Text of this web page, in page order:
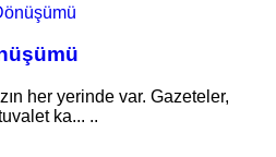
her yerinde var. Gazeteler,
ka... ..